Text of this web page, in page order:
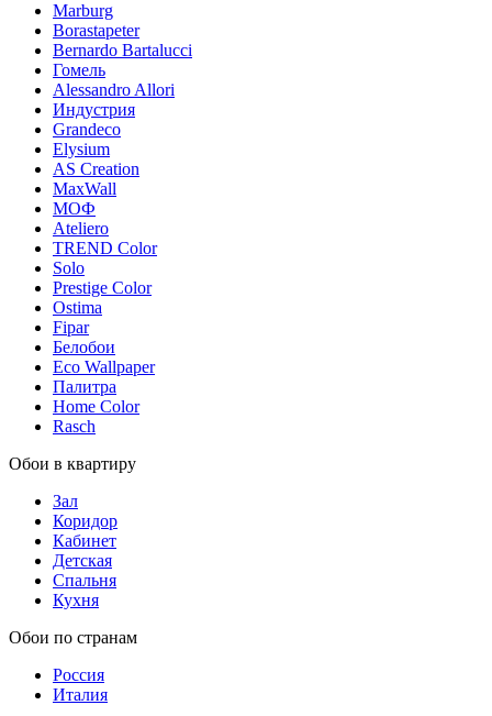
Marburg
Borastapeter
Bernardo Bartalucci
Гомель
Alessandro Allori
Индустрия
Grandeco
Elysium
AS Creation
MaxWall
МОФ
Ateliero
TREND Color
Solo
Prestige Color
Ostima
Fipar
Белобои
Eco Wallpaper
Палитра
Home Color
Rasch
Обои в квартиру
Зал
Коридор
Кабинет
Детская
Спальня
Кухня
Обои по странам
Россия
Италия